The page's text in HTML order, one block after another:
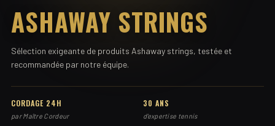
ASHAWAY STRINGS
Sélection exigeante de produits Ashaway strings, testée et
recommandée par notre équipe.
CORDAGE 24H
par Maître Cordeur
30 ANS
d'expertise tennis